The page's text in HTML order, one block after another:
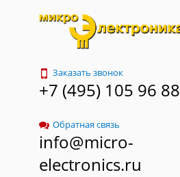
Заказать звонок
+7 (495) 105 96 88
Обратная связь
info@micro-
electronics.ru